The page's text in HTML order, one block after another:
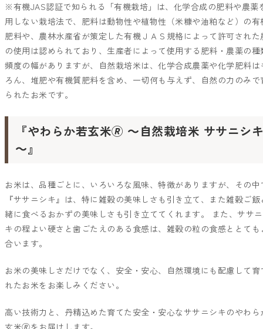
※有機JAS認証で知られる「有機栽培」は、化学合成の肥料や農薬
用しない栽培法で、肥料は動物性や植物性（米糠や油粕など）の有
肥料や、農林水産省が策定した有機ＪＡＳ規格によって許可された
の使用は認められており、生産者によって使用する肥料・農薬の種
頻度の幅がありますが、自然栽培米は、化学合成農薬や化学肥料は
ろん、堆肥や有機質肥料を含め、一切何も与えず、自然の力のみで
られたお米です。
『やわらか若玄米🄬 ～自然栽培米 ササニシキ
～』
お米は、品種ごとに、いろいろな風味、特徴がありますが、その中
『ササニシキ』は、特に雑穀の美味しさも引き立て、また雑穀ご飯
緒に食べるおかずの美味しさも引き立ててくれます。 また、ササ
キの程よい硬さと歯ごたえのある食感は、雑穀の粒の食感ととても
合います。
お米の美味しさだけでなく、安全・安心、自然環境にも配慮して育
れたお米をお楽しみください。
高い技術力と、丹精込めた育てた安全・安心なササニシキのやわら